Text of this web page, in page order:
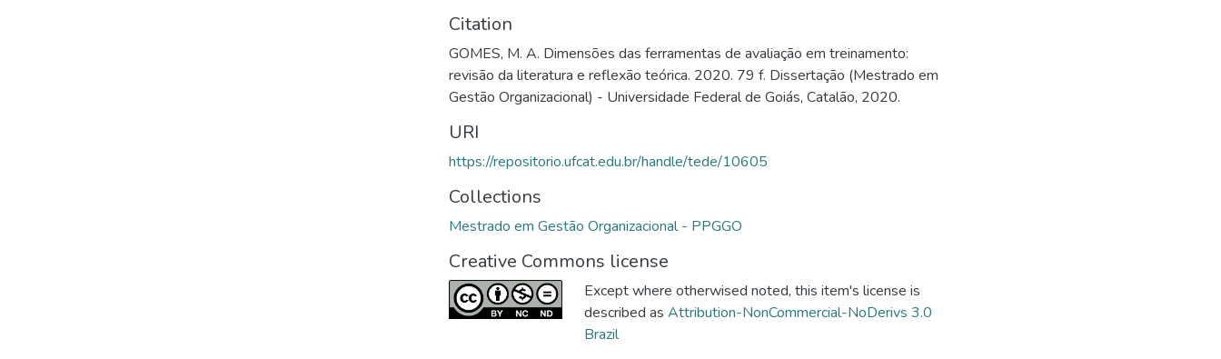
Citation
GOMES, M. A. Dimensões das ferramentas de avaliação em treinamento:
revisão da literatura e reflexão teórica. 2020. 79 f. Dissertação (Mestrado em
Gestão Organizacional) - Universidade Federal de Goiás, Catalão, 2020.
URI
https://repositorio.ufcat.edu.br/handle/tede/10605
Collections
Mestrado em Gestão Organizacional - PPGGO
Creative Commons license
Except where otherwised noted, this item's license is
described as Attribution-NonCommercial-NoDerivs 3.0
Brazil